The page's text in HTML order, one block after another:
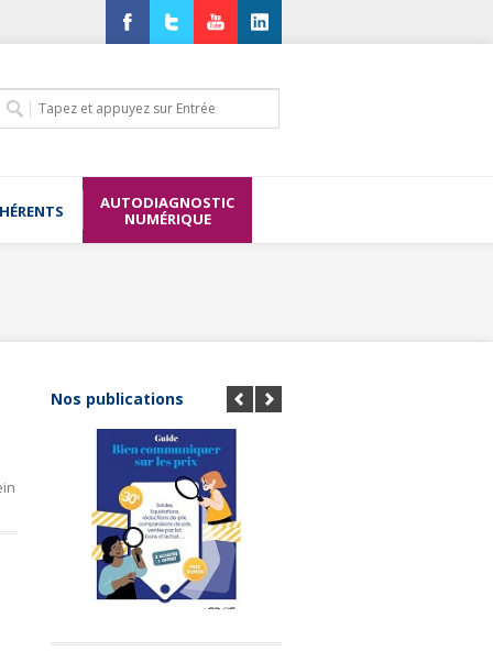
AUTODIAGNOSTIC
NUMÉRIQUE
Nos publications